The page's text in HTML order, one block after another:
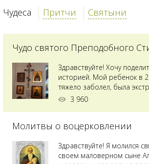
Чудеса Притчи Святыни
Здравствуйте! Хочу
историей. Мой ребенок в
тяжело заболел, была
сложнейшая операция,
святого Владимира я
позже прочитав про него,
Преподобного...
3 960
Молитвы о воцерковлении
Здравствуйте! Я молился
своем маловерном сыне